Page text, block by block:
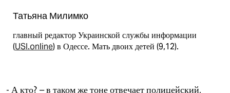
Татьяна Милимко
главный редактор Украинской службы информации
(USI.online) в Одессе. Мать двоих детей (9,12).
- А кто? – в таком же тоне отвечает полицейский.